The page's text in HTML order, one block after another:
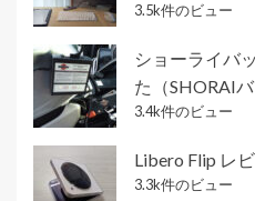
3.5k件のビュー
ショーライバ
た（SHORAIバ
3.4k件のビュー
Libero Flip レ
3.3k件のビュー